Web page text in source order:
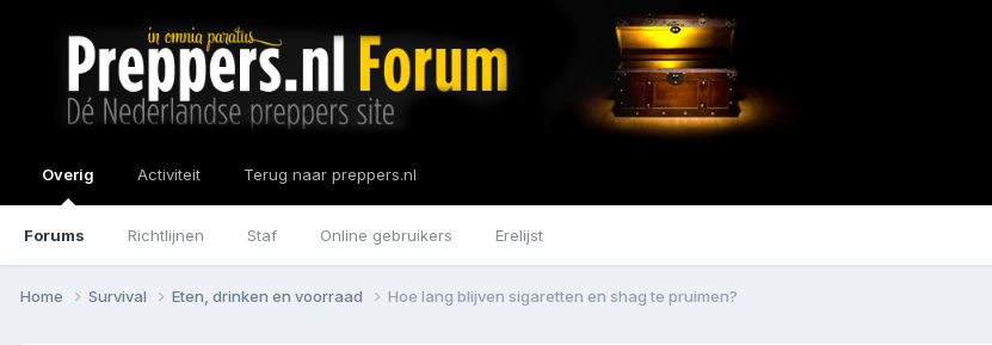
Overig
Forums Richtlijnen Staf Online gebruikers Erelijst
Activiteit Terug naar preppers.nl
Home Survival Eten, drinken en voorraad Hoe lang blijven sigaretten en shag te pruimen?